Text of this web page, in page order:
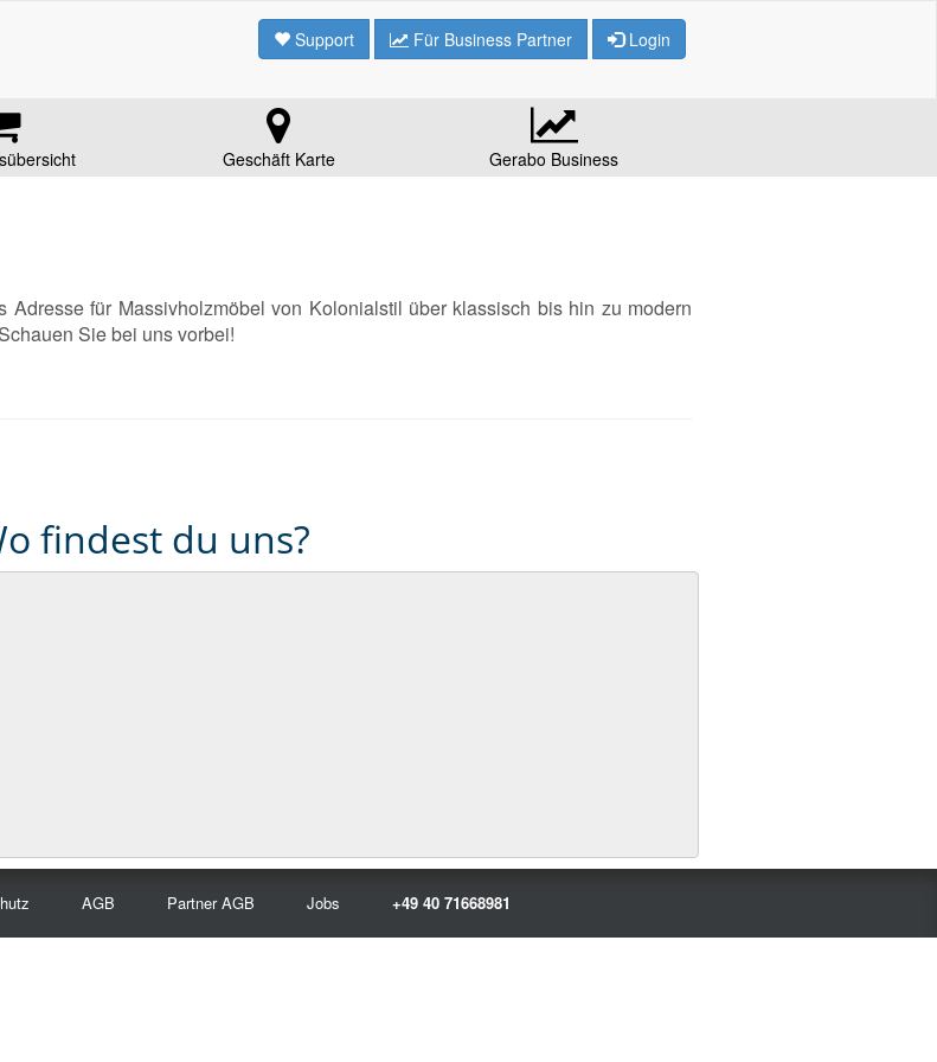
Support Für Business Partner Login
Geschäft Karte Gerabo Business
Adresse für Massivholzmöbel von Kolonialstil über klassisch bis hin zu modern
Sie bei uns vorbei!
findest du uns?
AGB Partner AGB Jobs +49 40 71668981